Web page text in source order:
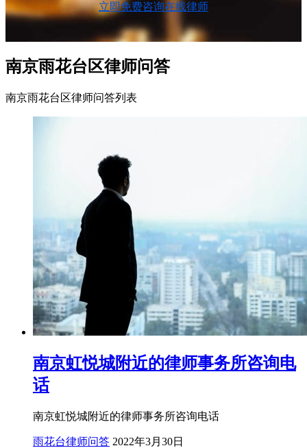
立即免费咨询在线律师
南京雨花台区律师问答
南京雨花台区律师问答列表
南京虹悦城附近的律师事务所咨询电
话
南京虹悦城附近的律师事务所咨询电话
雨花台律师问答 2022年3月30日